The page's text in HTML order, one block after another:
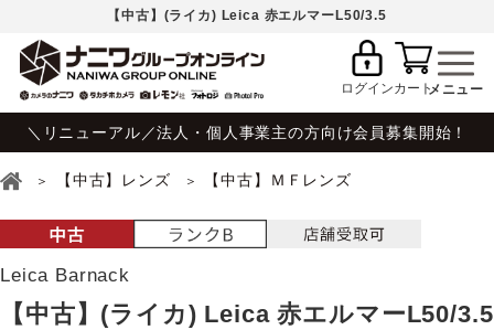
【中古】(ライカ) Leica 赤エルマーL50/3.5
ログインカート
＼リニューアル／法人・個人事業主の方向け会員募集開始！
【中古】レンズ 【中古】ＭＦレンズ
Leica Barnack
【中古】(ライカ) Leica 赤エルマーL50/3.5